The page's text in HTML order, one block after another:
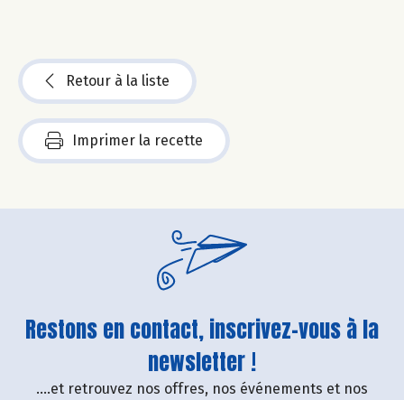
Retour à la liste
Imprimer la recette
Restons en contact, inscrivez-vous à la
newsletter !
....et retrouvez nos offres, nos événements et nos